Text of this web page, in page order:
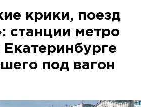
крики, поезд
станции метро
под вагон